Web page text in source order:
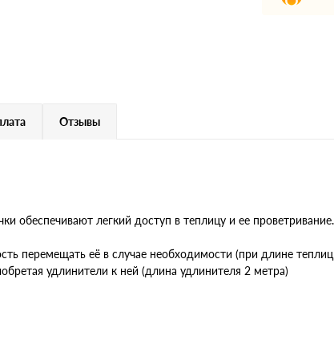
Отзывы
обеспечивают легкий доступ в теплицу и ее
перемещать её в случае необходимости (при длине
удлинители к ней (длина удлинителя 2 метра)